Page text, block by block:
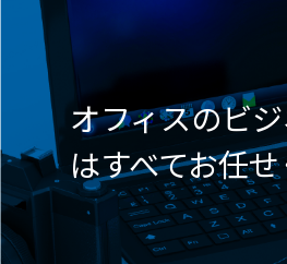
オフィスのビ
はすべてお任